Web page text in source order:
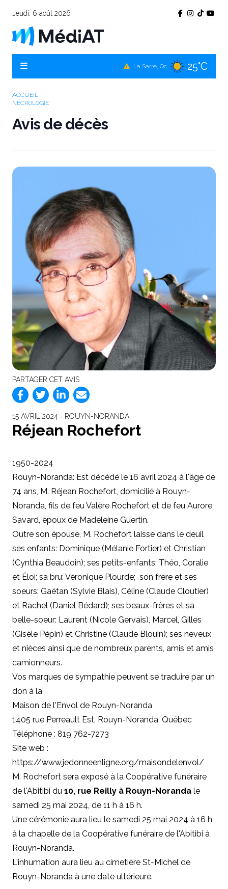
Jeudi, 6 août 2026
La Sarre, Qc 25°C
ACCUEIL
NÉCROLOGIE
Avis de décès
PARTAGER CET AVIS
15 AVRIL 2024 ‐ ROUYN-NORANDA
Réjean Rochefort
1950-2024
Rouyn-Noranda: Est décédé le 16 avril 2024 à l'âge de
74 ans, M. Réjean Rochefort, domicilié à Rouyn-
Noranda, fils de feu Valère Rochefort et de feu Aurore
Savard, époux de Madeleine Guertin.
Outre son épouse, M. Rochefort laisse dans le deuil
ses enfants: Dominique (Mélanie Fortier) et Christian
(Cynthia Beaudoin); ses petits-enfants: Théo, Coralie
et Éloi; sa bru: Véronique Plourde; son frère et ses
soeurs: Gaétan (Sylvie Blais), Céline (Claude Cloutier)
et Rachel (Daniel Bédard); ses beaux-frères et sa
belle-soeur: Laurent (Nicole Gervais), Marcel, Gilles
(Gisèle Pépin) et Christine (Claude Blouin); ses neveux
et nièces ainsi que de nombreux parents, amis et amis
camionneurs.
Vos marques de sympathie peuvent se traduire par un
don à la
Maison de l'Envol de Rouyn-Noranda
1405 rue Perreault Est, Rouyn-Noranda, Québec
Téléphone : 819 762-7273
Site web :
https://www.jedonneenligne.org/maisondelenvol/
M. Rochefort sera exposé à la Coopérative funéraire
de l'Abitibi du 10, rue Reilly à Rouyn-Noranda le
samedi 25 mai 2024, de 11 h à 16 h.
Une cérémonie aura lieu le samedi 25 mai 2024 à 16 h
à la chapelle de la Coopérative funéraire de l'Abitibi à
Rouyn-Noranda.
L'inhumation aura lieu au cimetière St-Michel de
Rouyn-Noranda à une date ultérieure.